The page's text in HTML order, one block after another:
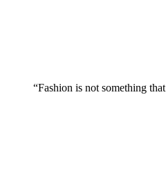
“Fashion is not something